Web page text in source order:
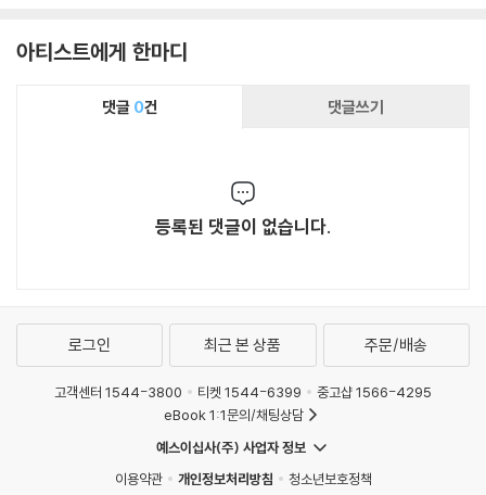
아티스트에게 한마디
댓글 0건 댓글쓰기
등록된 댓글이 없습니다.
로그인 최근 본 상품 주문/배송
고객센터 1544-3800 티켓 1544-6399
중고샵 1566-4295
eBook 1:1문의/채팅상담
예스이십사(주) 사업자 정보
이용약관
개인정보처리방침
청소년보호정책